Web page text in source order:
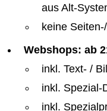
aus Alt-
keine
Webshops: ab
inkl. Text- /
inkl. Spezial-
inkl.